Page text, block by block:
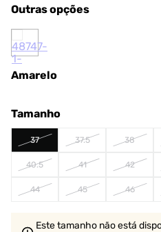
Outras opções
Amarelo
Tamanho
37 37.5 38
40.5 41 42
44 45 46
Este tamanho não está